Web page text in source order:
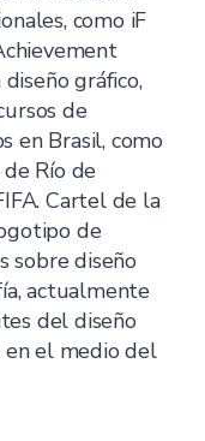
como iF
gráfico,
de
en Brasil, como
Río de
Cartel de la
de
sobre diseño
actualmente
del diseño
en el medio del